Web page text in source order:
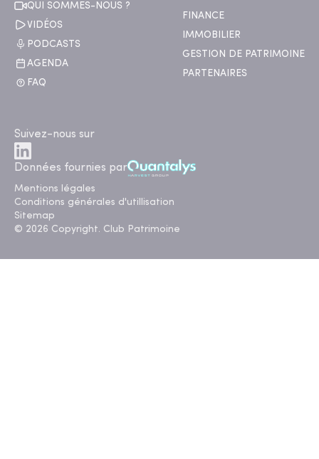
QUI SOMMES-NOUS ?
VIDÉOS
PODCASTS
AGENDA
FAQ
FINANCE
IMMOBILIER
GESTION DE PATRIMOINE
PARTENAIRES
Suivez-nous sur
Données fournies par
Mentions légales
Conditions générales d'utillisation
Sitemap
© 2026 Copyright. Club Patrimoine